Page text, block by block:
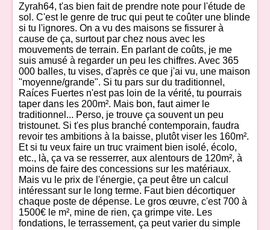
Zyrah64, t'as bien fait de prendre note pour l'étude de
sol. C'est le genre de truc qui peut te coûter une blinde
si tu l'ignores. On a vu des maisons se fissurer à
cause de ça, surtout par chez nous avec les
mouvements de terrain. En parlant de coûts, je me
suis amusé à regarder un peu les chiffres. Avec 365
000 balles, tu vises, d'après ce que j'ai vu, une maison
"moyenne/grande". Si tu pars sur du traditionnel,
Raíces Fuertes n'est pas loin de la vérité, tu pourrais
taper dans les 200m². Mais bon, faut aimer le
traditionnel... Perso, je trouve ça souvent un peu
tristounet. Si t'es plus branché contemporain, faudra
revoir tes ambitions à la baisse, plutôt viser les 160m².
Et si tu veux faire un truc vraiment bien isolé, écolo,
etc., là, ça va se resserrer, aux alentours de 120m², à
moins de faire des concessions sur les matériaux.
Mais vu le prix de l'énergie, ça peut être un calcul
intéressant sur le long terme. Faut bien décortiquer
chaque poste de dépense. Le gros œuvre, c'est 700 à
1500€ le m², mine de rien, ça grimpe vite. Les
fondations, le terrassement, ça peut varier du simple